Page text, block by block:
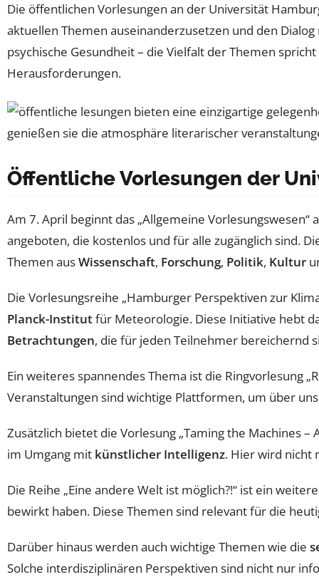
Die öffentlichen Vorlesungen an der Universität
aktuellen Themen auseinanderzusetzen und den
psychische Gesundheit – die Vielfalt der Themen
Herausforderungen.
Öffentliche Vorlesungen der
Am 7. April beginnt das „Allgemeine Vorlesungswesen“
angeboten, die kostenlos und für alle zugänglich sind.
Themen ausWissenschaft, Forschung, Politik, Kultur
Die Vorlesungsreihe „Hamburger Perspektiven zur
Planck-Institutfür Meteorologie. Diese Initiative hebt
Betrachtungen, die für jeden Teilnehmer bereichernd
Ein weiteres spannendes Thema ist die Ringvorlesung
Veranstaltungen sind wichtige Plattformen, um über
Zusätzlich bietet die Vorlesung „Taming the Machines
im Umgang mit künstlicher Intelligenz. Hier wird nicht
Die Reihe „Eine andere Welt ist möglich?!“ ist ein
bewirkt haben. Diese Themen sind relevant für die
Darüber hinaus werden auch wichtige Themen wie die
Solche interdisziplinären Perspektiven sind nicht nur